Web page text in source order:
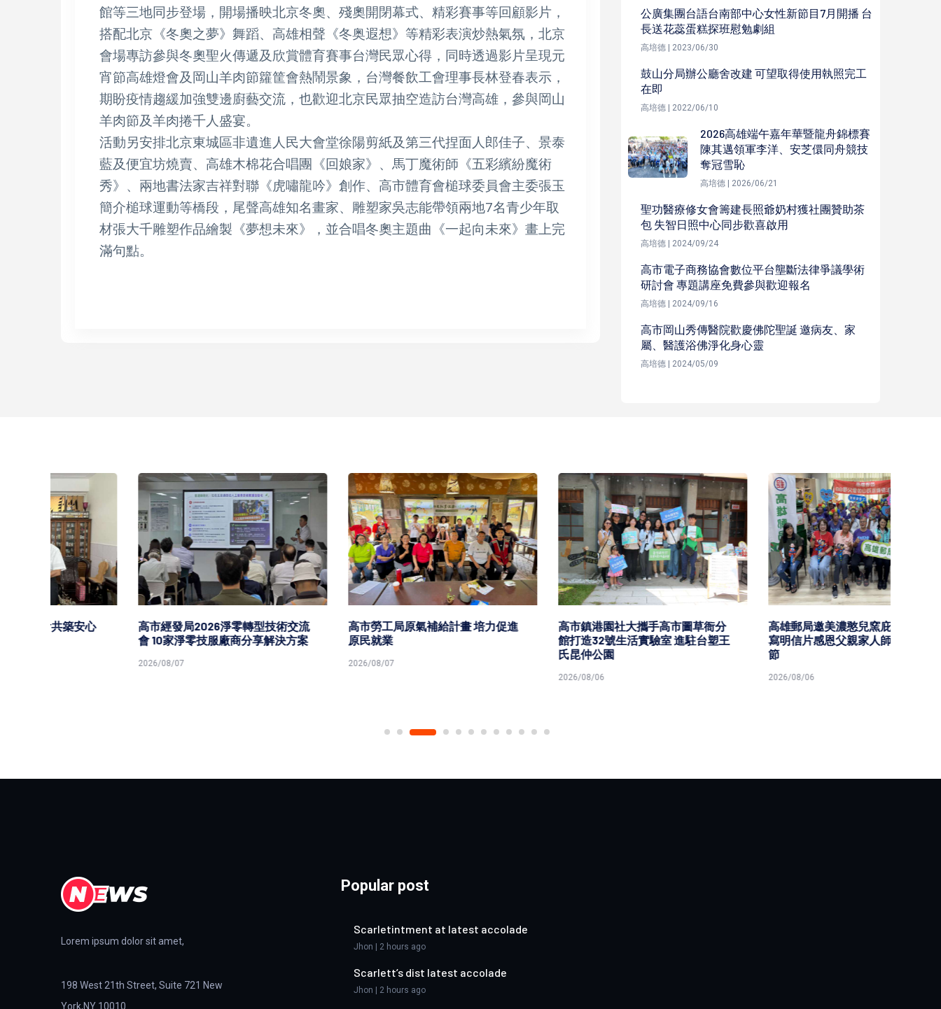
館等三地同步登場，開場播映北京冬奧、殘奧開閉幕式、精彩賽事等回顧影片，
搭配北京《冬奧之夢》舞蹈、高雄相聲《冬奥遐想》等精彩表演炒熱氣氛，北京
會場專訪參與冬奧聖火傳遞及欣賞體育賽事台灣民眾心得，同時透過影片呈現元
宵節高雄燈會及岡山羊肉節籮筐會熱鬧景象，台灣餐飲工會理事長林登春表示，
期盼疫情趨緩加強雙邊廚藝交流，也歡迎北京民眾抽空造訪台灣高雄，參與岡山
羊肉節及羊肉捲千人盛宴。
活動另安排北京東城區非遺進人民大會堂徐陽剪紙及第三代捏面人郎佳子、景泰
藍及便宜坊燒賣、高雄木棉花合唱團《回娘家》、馬丁魔術師《五彩繽紛魔術
秀》、兩地書法家吉祥對聯《虎嘯龍吟》創作、高市體育會槌球委員會主委張玉
簡介槌球運動等橋段，尾聲高雄知名畫家、雕塑家吳志能帶領兩地7名青少年取
材張大千雕塑作品繪製《夢想未來》，並合唱冬奧主題曲《一起向未來》畫上完
滿句點。
公廣集團台語台南部中心女性新節目7月開播 台
長送花蕊蛋糕探班慰勉劇組
高培德 | 2023/06/30
鼓山分局辦公廳舍改建 可望取得使用執照完工
在即
高培德 | 2022/06/10
2026高雄端午嘉年華暨龍舟錦標賽
陳其邁領軍李洋、安芝儇同舟競技
奪冠雪恥
高培德 | 2026/06/21
聖功醫療修女會籌建長照爺奶村獲社團贊助茶
包 失智日照中心同步歡喜啟用
高培德 | 2024/09/24
高市電子商務協會數位平台壟斷法律爭議學術
研討會 專題講座免費參與歡迎報名
高培德 | 2024/09/16
高市岡山秀傳醫院歡慶佛陀聖誕 邀病友、家
屬、醫護浴佛淨化身心靈
高培德 | 2024/05/09
高市經發局2026淨零轉型技術交流
會 10家淨零技服廠商分享解決方案
高市勞工局原氣補給計畫 培力促進
原民就業
高市鎮港園社大攜手高市圖草衙分
館打造32號生活實驗室 進駐台塑王
高雄郵局邀美濃憨兒窯庇護員工 手
寫明信片感恩父親家人師長提前賀
Lorem ipsum dolor sit amet,
198 West 21th Street, Suite 721 New
York,NY 10010
Popular post
Scarletintment at latest accolade
Jhon | 2 hours ago
Scarlett’s dist latest accolade
Jhon | 2 hours ago